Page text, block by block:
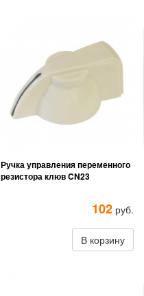
Ручка управления переменного
резистора клюв CN23
102 руб.
В корзину